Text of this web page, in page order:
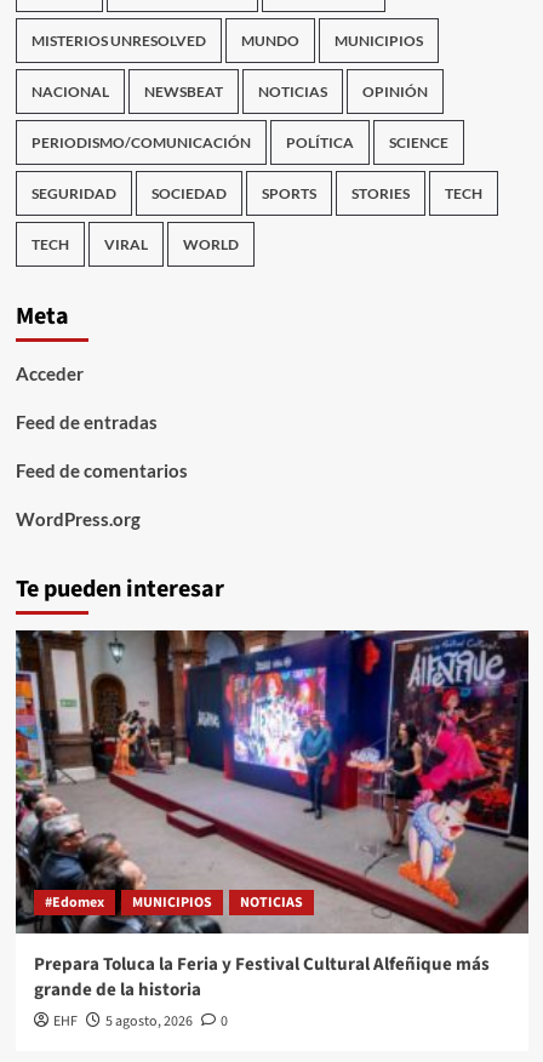
MISTERIOS UNRESOLVED MUNDO MUNICIPIOS
NACIONAL NEWSBEAT NOTICIAS OPINIÓN
PERIODISMO/COMUNICACIÓN POLÍTICA SCIENCE
SEGURIDAD SOCIEDAD SPORTS STORIES TECH
TECH VIRAL WORLD
Meta
Acceder
Feed de entradas
Feed de comentarios
WordPress.org
Te pueden interesar
#Edomex MUNICIPIOS NOTICIAS
Prepara Toluca la Feria y Festival Cultural Alfeñique más
grande de la historia
EHF 5 agosto, 2026 0